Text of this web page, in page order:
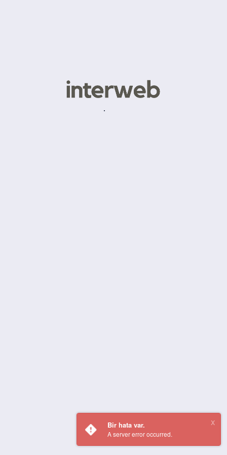
Bir hata var.
A server error occurred.